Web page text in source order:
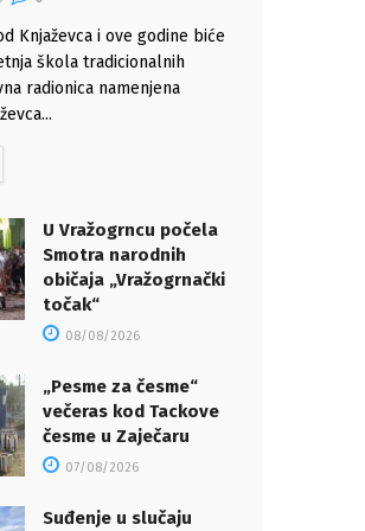
Knjaževca i ove godine biće
škola tradicionalnih
radionica namenjena
U Vražogrncu počela
Smotra narodnih
običaja „Vražogrnački
točak“
08/08/2026
„Pesme za česme“
večeras kod Tackove
česme u Zaječaru
07/08/2026
Suđenje u slučaju